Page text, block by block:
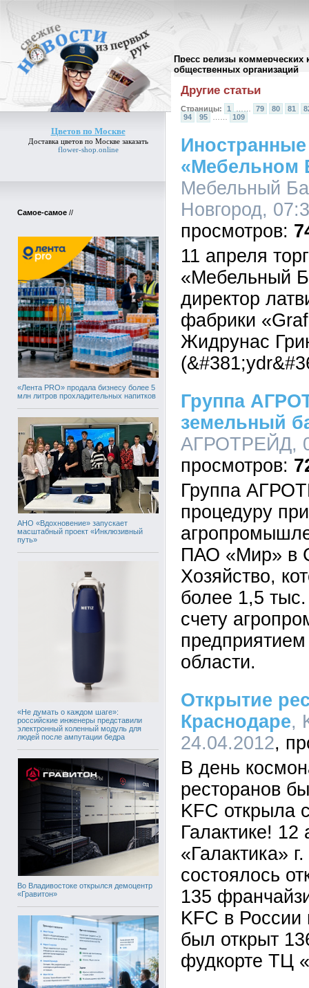
Пресс релизы коммерческих
общественных организаций
Цветов по Москве
Доставка цветов по Москвезаказать
flower-shop.online
Самое-самое //
«Лента PRO» продала бизнесу более 5
млн литров прохладительных напитков
АНО «Вдохновение» запускает
масштабный проект «Инклюзивный
путь»
«Не думать о каждом шаге»:
российские инженеры представили
электронный коленный модуль для
людей после ампутации бедра
Во Владивостоке открылся демоцентр
«Гравитон»
Архив пресс-релизов//
Другие статьи
Страницы: 1 79 80 81
94
95 …… 109
Иностранные
«Мебельном
Мебельный
Новгород,
11 апреля
«Мебельный
директор
фабрики
Жидрунас
Группа
земельный
АГРОТРЕЙД,
Группа
процедуру
ПАО «Мир» в
Хозяйство,
более 1,5
счету
области.
Открытие
Краснодаре,
24.04.2012
В день
ресторанов
KFC открыла
Галактике!
«Галактика»
состоялось
135
KFC в
был открыт
фудкорте ТЦ